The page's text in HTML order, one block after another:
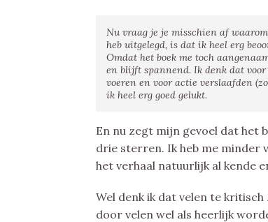
Nu vraag je je misschien af
heb uitgelegd, is dat ik heel erg
Omdat het boek me toch
en blijft spannend. Ik denk dat
voeren en voor actie verslaafden
ik heel erg goed gelukt.
En nu zegt mijn gevoel dat het
drie sterren. Ik heb me minder
het verhaal natuurlijk al kende
Wel denk ik dat velen te
door velen wel als heerlijk